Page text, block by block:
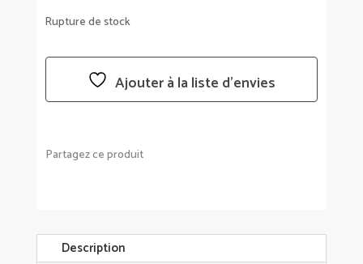
Rupture de stock
Ajouter à la liste d’envies
Partagez ce produit
Description